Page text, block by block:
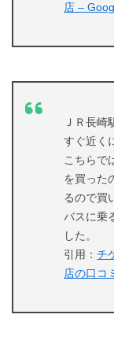
店 –
ＪＲ長
すぐ近く
こちらで
を買った
るので買
バスに乗
した。
引用：チ
店の口コ